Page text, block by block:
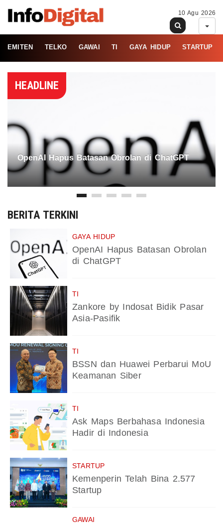
10 Agu 2026
EMITEN TELKO GAWAI TI GAYA HIDUP STARTUP
HEADLINE
OpenAI Hapus Batasan Obrolan di ChatGPT
BERITA TERKINI
GAYA HIDUP
OpenAI Hapus Batasan Obrolan
di ChatGPT
TI
Zankore by Indosat Bidik Pasar
Asia-Pasifik
TI
BSSN dan Huawei Perbarui MoU
Keamanan Siber
TI
Ask Maps Berbahasa Indonesia
Hadir di Indonesia
STARTUP
Kemenperin Telah Bina 2.577
Startup
GAWAI